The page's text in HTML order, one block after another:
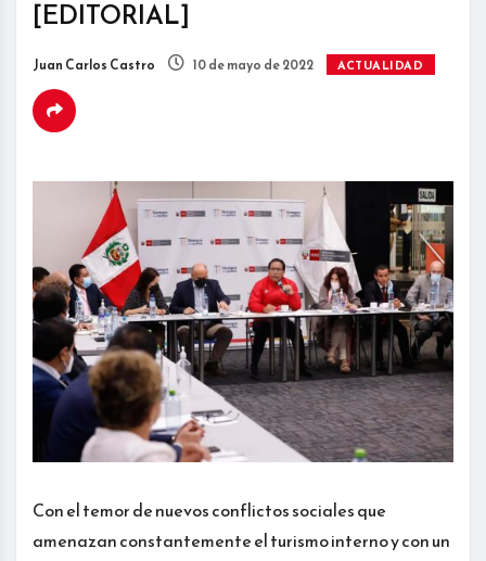
[EDITORIAL]
Juan Carlos Castro 10 de mayo de 2022 ACTUALIDAD
Con el temor de nuevos conflictos sociales que
amenazan constantemente el turismo interno y con un